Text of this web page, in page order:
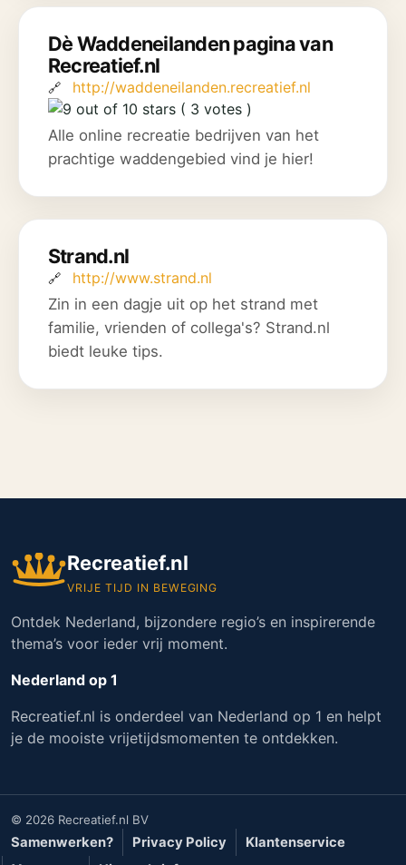
Dè Waddeneilanden pagina van
Recreatief.nl
http://waddeneilanden.recreatief.nl
( 3 votes )
Alle online recreatie bedrijven van het
prachtige waddengebied vind je hier!
Strand.nl
http://www.strand.nl
Zin in een dagje uit op het strand met
familie, vrienden of collega's? Strand.nl
biedt leuke tips.
Recreatief.nl
VRIJE TIJD IN BEWEGING
Ontdek Nederland, bijzondere regio’s en inspirerende
thema’s voor ieder vrij moment.
Nederland op 1
Recreatief.nl is onderdeel van Nederland op 1 en helpt
je de mooiste vrijetijdsmomenten te ontdekken.
© 2026 Recreatief.nl BV
Samenwerken? Privacy Policy
Klantenservice